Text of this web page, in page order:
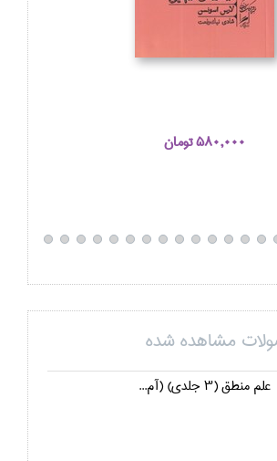
580,000 تومان
مشاهده شده
علم منطق (3 جلدي) (آم...